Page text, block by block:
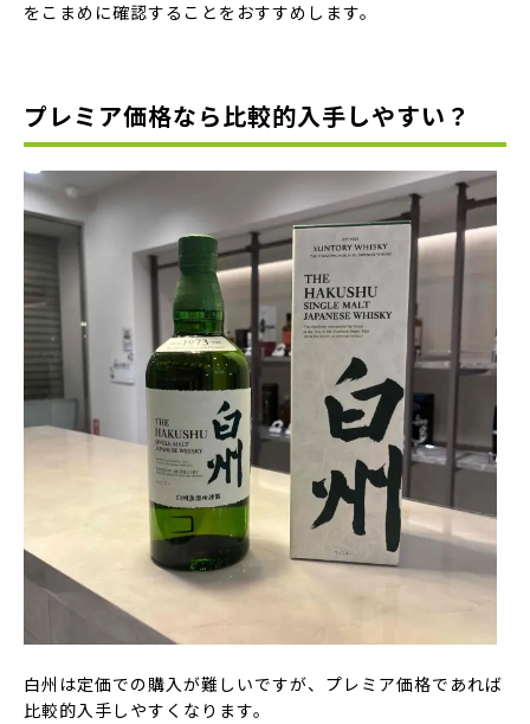
をこまめに確認することをおすすめします。
プレミア価格なら比較的入手しやすい？
白州は定価での購入が難しいですが、プレミア価格であれば
比較的入手しやすくなります。